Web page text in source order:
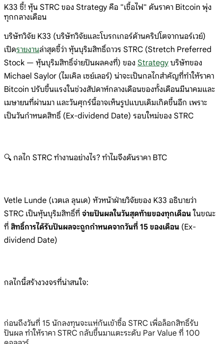
K33 ชี้! หุ้น STRC ของ Strategy คือ "เชื้อไฟ" ดันราคา Bitcoin พุ่ง
ทุกกลางเดือน
บริษัทวิจัย K33 (บริษัทวิจัยและโบรกเกอร์ด้านคริปโตจากนอร์เวย์)
เปิดรายงานล่าสุดชี้ว่า หุ้นบุริมสิทธิ์ถาวร STRC (Stretch Preferred
Stock — หุ้นบุริมสิทธิ์จ่ายปันผลคงที่) ของ Strategy บริษัทของ
Michael Saylor (ไมเคิล เซย์เลอร์) น่าจะเป็นกลไกสำคัญที่ทำให้ราคา
Bitcoin ปรับขึ้นแรงในช่วงสัปดาห์กลางเดือนของทั้งเดือนมีนาคมและ
เมษายนที่ผ่านมา และวันศุกร์นี้อาจเห็นรูปแบบเดิมเกิดขึ้นอีก เพราะ
เป็นวันกำหนดสิทธิ์ (Ex-dividend Date) รอบใหม่ของ STRC
🔍 กลไก STRC ทำงานอย่างไร? ทำไมจึงดันราคา BTC
Vetle Lunde (เวตเล ลุนเด) หัวหน้าฝ่ายวิจัยของ K33 อธิบายว่า
STRC เป็นหุ้นบุริมสิทธิ์ที่ จ่ายปันผลในวันสุดท้ายของทุกเดือนในขณะ
ที่ สิทธิ์การได้รับปันผลจะถูกกำหนดจากวันที่ 15 ของเดือน (Ex-
dividend Date)
กลไกนี้สร้างวงจรที่น่าสนใจ:
ก่อนถึงวันที่ 15 นักลงทุนจะแห่กันเข้าซื้อ STRC เพื่อล็อกสิทธิ์รับ
ปันผล ทำให้ราคา STRC กลับขึ้นมาแตะระดับ Par Value ที่ 100